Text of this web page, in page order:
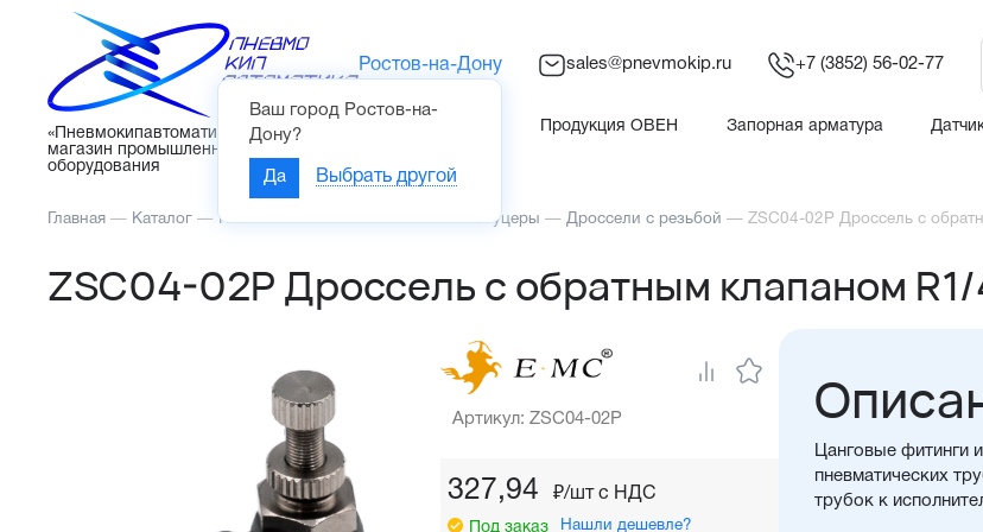
«Пневмокипавтоматика» – интернет-
магазин промышленного
оборудования
Ростов-на-Дону
Ваш город Ростов-на-
Дону?
Да Выбрать другой
sales@pnevmokip.ru +7 (3852) 56-02-77
Продукция ОВЕН Запорная арматура
Главная — Каталог — Пневмоавтоматика —Фитинги и штуцеры — Дроссели с резьбой — ZSC04-02P Дроссель с
ZSC04-02P Дроссель с обратным клапаном
Артикул: ZSC04-02P
327,94 ₽/шт c НДС
Под заказ Нашли дешевле?
Цанговые фитинги
пневматических
трубок к